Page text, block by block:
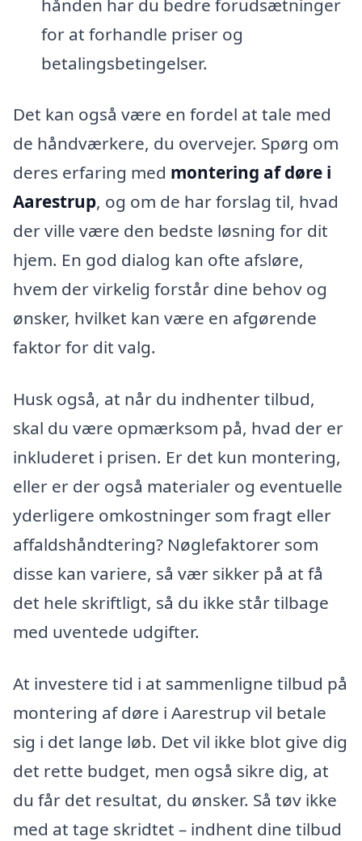
hånden har du bedre forudsætninger
for at forhandle priser og
betalingsbetingelser.
Det kan også være en fordel at tale med
de håndværkere, du overvejer. Spørg om
deres erfaring med montering af døre i
Aarestrup, og om de har forslag til, hvad
der ville være den bedste løsning for dit
hjem. En god dialog kan ofte afsløre,
hvem der virkelig forstår dine behov og
ønsker, hvilket kan være en afgørende
faktor for dit valg.
Husk også, at når du indhenter tilbud,
skal du være opmærksom på, hvad der er
inkluderet i prisen. Er det kun montering,
eller er der også materialer og eventuelle
yderligere omkostninger som fragt eller
affaldshåndtering? Nøglefaktorer som
disse kan variere, så vær sikker på at få
det hele skriftligt, så du ikke står tilbage
med uventede udgifter.
At investere tid i at sammenligne tilbud på
montering af døre i Aarestrup vil betale
sig i det lange løb. Det vil ikke blot give dig
det rette budget, men også sikre dig, at
du får det resultat, du ønsker. Så tøv ikke
med at tage skridtet – indhent dine tilbud